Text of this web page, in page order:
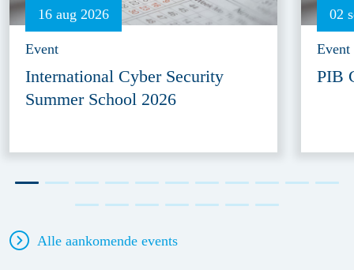
16 aug 2026
Event
International Cyber Security
Summer School 2026
02
Event
PIB
Alle aankomende events